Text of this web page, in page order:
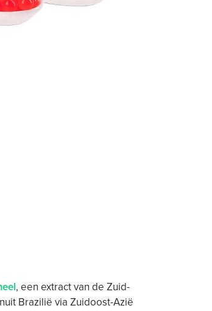
, een extract van de Zuid-
Brazilië via Zuidoost-Azië